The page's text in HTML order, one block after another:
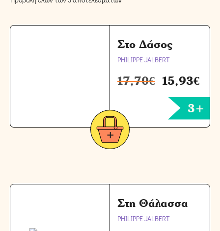
Στο Δάσος
PHILIPPE JALBERT
17,70€ 15,93€
3+
Στη Θάλασσα
PHILIPPE JALBERT